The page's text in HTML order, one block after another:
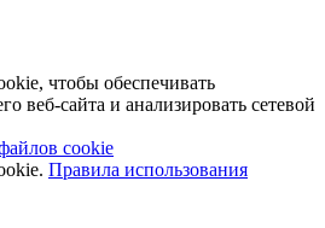
чтобы обеспечивать
веб-сайта и анализировать сетевой
cookie
Правила использования